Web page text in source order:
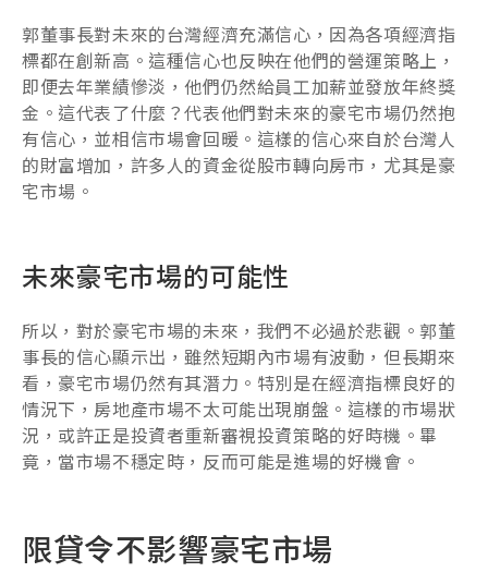
郭董事長對未來的台灣經濟充滿信心，因為各項經濟指
標都在創新高。這種信心也反映在他們的營運策略上，
即便去年業績慘淡，他們仍然給員工加薪並發放年終獎
金。這代表了什麼？代表他們對未來的豪宅市場仍然抱
有信心，並相信市場會回暖。這樣的信心來自於台灣人
的財富增加，許多人的資金從股市轉向房市，尤其是豪
宅市場。
未來豪宅市場的可能性
所以，對於豪宅市場的未來，我們不必過於悲觀。郭董
事長的信心顯示出，雖然短期內市場有波動，但長期來
看，豪宅市場仍然有其潛力。特別是在經濟指標良好的
情況下，房地產市場不太可能出現崩盤。這樣的市場狀
況，或許正是投資者重新審視投資策略的好時機。畢
竟，當市場不穩定時，反而可能是進場的好機會。
限貸令不影響豪宅市場